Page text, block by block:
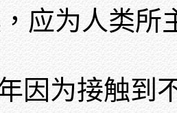
应为人类所
因为接触到